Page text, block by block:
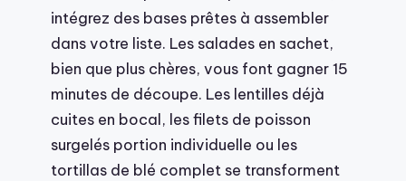
intégrez des bases prêtes à assembler
dans votre liste. Les salades en sachet,
bien que plus chères, vous font gagner 15
minutes de découpe. Les lentilles déjà
cuites en bocal, les filets de poisson
surgelés portion individuelle ou les
tortillas de blé complet se transforment